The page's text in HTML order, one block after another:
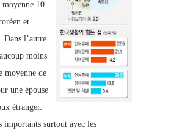
moyenne 10
et
Dans l’autre
moins
moyenne de
une épouse
étranger.
importants surtout avec les